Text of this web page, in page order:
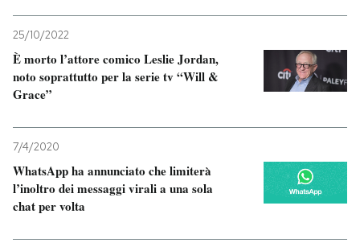
CALENDARIO
AREA PERSONALE
25/10/2022
È morto l’attore comico Leslie Jordan,
noto soprattutto per la serie tv “Will &
Grace”
7/4/2020
WhatsApp ha annunciato che limiterà
l’inoltro dei messaggi virali a una sola
chat per volta